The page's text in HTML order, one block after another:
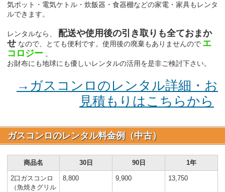
気ポット・電気ケトル・炊飯器・食器棚などの家電・家具もレンタ
ルできます。
レンタルなら、
配送や使用後の引き取りも全ておまか
せ なので、とても便利です。使用後の廃棄もありませんので エ
コロジー 。
お財布にも地球にも優しいレンタルの活用を是非ご検討下さい。
→ガスコンロのレンタル詳細・お
見積もりはこちらから
ガスコンロのレンタル料金例（中古）
商品名 30日 90日 1年
2口ガスコンロ
（魚焼きグリル
8,800 9,900 13,750